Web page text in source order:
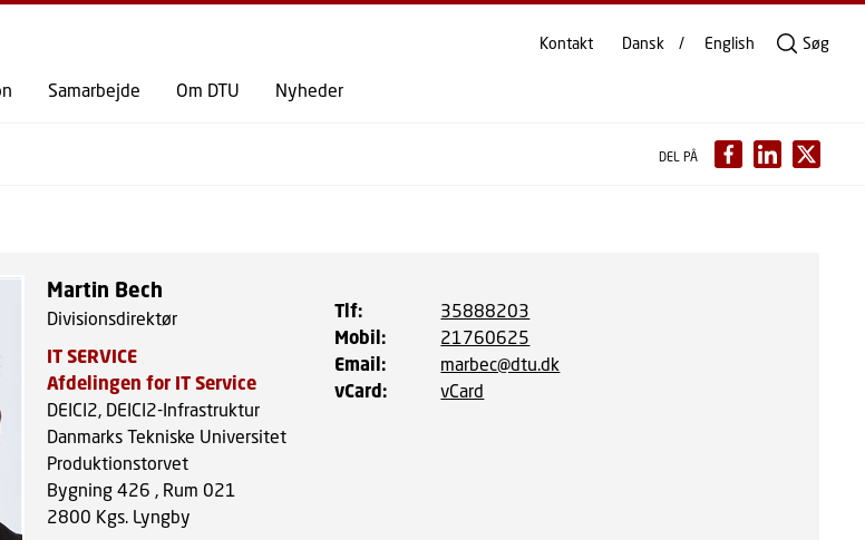
INDHOLD (TRYK ENTER).
Samarbejde Om DTU Nyheder
Kontakt Dansk English Søg
DEL PÅ
Martin Bech
Divisionsdirektør
IT SERVICE
Afdelingen for IT Service
DEICI2, DEICI2-Infrastruktur
Danmarks Tekniske Universitet
Produktionstorvet
Bygning 426 , Rum 021
2800 Kgs. Lyngby
Tlf: 35888203
Mobil : 21760625
Email : marbec@dtu.dk
vCard: vCard